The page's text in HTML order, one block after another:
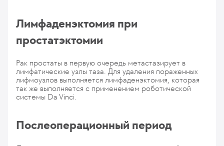
Лимфаденэктомия при
простатэктомии
Рак простаты в первую очередь метастазирует в
лимфатические узлы таза. Для удаления пораженных
лифмоузлов выполняется лимфаденэктомия, которая
так же выполняется с применением роботической
системы Da Vinci.
Послеоперационный период